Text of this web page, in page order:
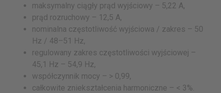
maksymalny ciągły prąd wyjściowy – 5,22 A,
prąd rozruchowy – 12,5 A,
nominalna częstotliwość wyjściowa / zakres – 50
Hz / 48–51 Hz,
regulowany zakres częstotliwości wyjściowej –
45,1 Hz – 54,9 Hz,
współczynnik mocy – > 0,99,
całkowite zniekształcenia harmoniczne – < 3%.